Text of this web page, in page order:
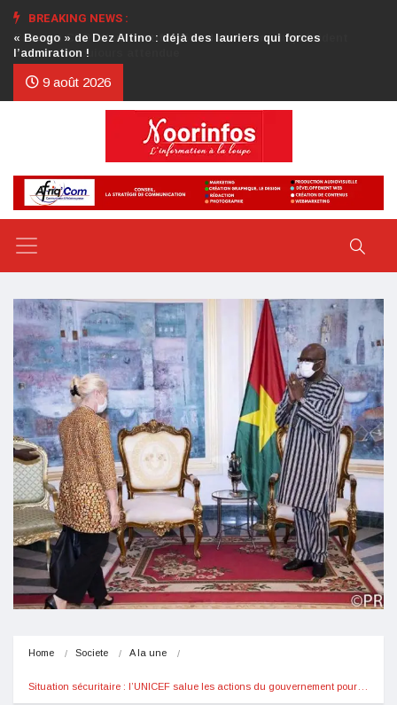
BREAKING NEWS :
Crise au CDP : l’authentification de la lettre du président
d’honneur toujours attendue
9 août 2026
Home Societe A la une
Situation sécuritaire : l’UNICEF salue les actions du gouvernement pour…